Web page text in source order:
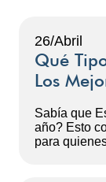
26/Abril
Qué
Los
Sabía que
año? Esto
para